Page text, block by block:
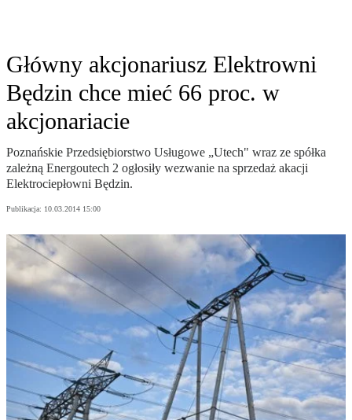
Główny akcjonariusz Elektrowni
Będzin chce mieć 66 proc. w
akcjonariacie
Poznańskie Przedsiębiorstwo Usługowe „Utech" wraz ze spółka
zależną Energoutech 2 ogłosiły wezwanie na sprzedaż akacji
Elektrociepłowni Będzin.
Publikacja: 10.03.2014 15:00